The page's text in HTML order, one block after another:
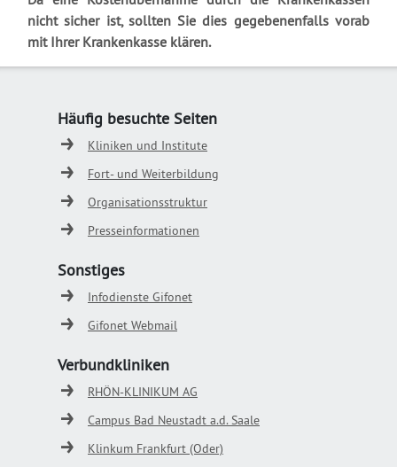
nicht sicher ist, sollten Sie dies gegebenenfalls vorab
mit Ihrer Krankenkasse klären.
Häufig besuchte Seiten
Kliniken und Institute
Fort- und Weiterbildung
Organisationsstruktur
Presseinformationen
Sonstiges
Infodienste Gifonet
Gifonet Webmail
Verbundkliniken
RHÖN-KLINIKUM AG
Campus Bad Neustadt a.d. Saale
Klinkum Frankfurt (Oder)